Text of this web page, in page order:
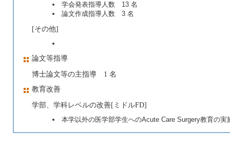
学会発表指導人数 13 名
論文作成指導人数 3 名
[その他]
論文等指導
博士論文等の主指導 1 名
教育改善
学部、学科レベルの改善[ミドルFD]
本学以外の医学部学生へのAcute Care Surgery教育の実